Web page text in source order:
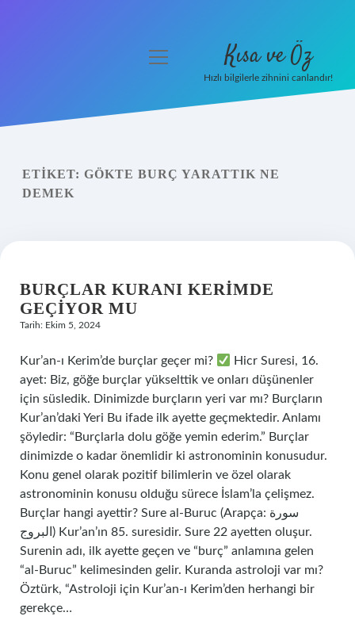
Yasal Uyarı
menüyü
Kısa ve Öz
Hızlı bilgilerle zihnini canlandır!
ETIKET: GÖKTE BURÇ YARATTIK NE
DEMEK
BURÇLAR KURANI KERIMDE
GEÇIYOR MU
Tarih: Ekim 5, 2024
Kur’an-ı Kerim’de burçlar geçer mi?
Hicr Suresi, 16.
ayet: Biz, göğe burçlar yükselttik ve onları düşünenler
için süsledik. Dinimizde burçların yeri var mı? Burçların
Kur’an’daki Yeri Bu ifade ilk ayette geçmektedir. Anlamı
şöyledir: “Burçlarla dolu göğe yemin ederim.” Burçlar
dinimizde o kadar önemlidir ki astronominin konusudur.
Konu genel olarak pozitif bilimlerin ve özel olarak
astronominin konusu olduğu sürece İslam’la çelişmez.
Burçlar hangi ayettir? Sure al-Buruc (Arapça: سورة
البروج) Kur’an’ın 85. suresidir. Sure 22 ayetten oluşur.
Surenin adı, ilk ayette geçen ve “burç” anlamına gelen
“al-Buruc” kelimesinden gelir. Kuranda astroloji var mı?
Öztürk, “Astroloji için Kur’an-ı Kerim’den herhangi bir
gerekçe…